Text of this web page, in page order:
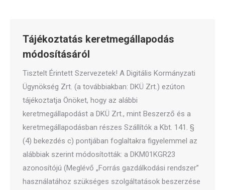
Tájékoztatás keretmegállapodás
módosításáról
Tisztelt Érintett Szervezetek! A Digitális Kormányzati
Ügynökség Zrt. (a továbbiakban: DKÜ Zrt.) ezúton
tájékoztatja Önöket, hogy az alábbi
keretmegállapodást a DKÜ Zrt., mint Beszerző és a
keretmegállapodásban részes Szállítók a Kbt. 141. §
(4) bekezdés c) pontjában foglaltakra figyelemmel az
alábbiak szerint módosították: a DKM01KGR23
azonosítójú (Meglévő „Forrás gazdálkodási rendszer”
használatához szükséges szolgáltatások beszerzése